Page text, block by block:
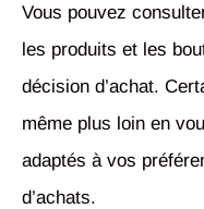
Vous pouvez
les produits et les
décision d’achat.
même plus loin en
adaptés à vos
d’achats.